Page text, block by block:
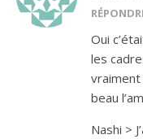
Oui
les
vraiment
beau
Nashi >